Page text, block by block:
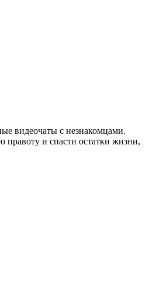
видеочаты с незнакомцами.
правоту и спасти остатки жизни,